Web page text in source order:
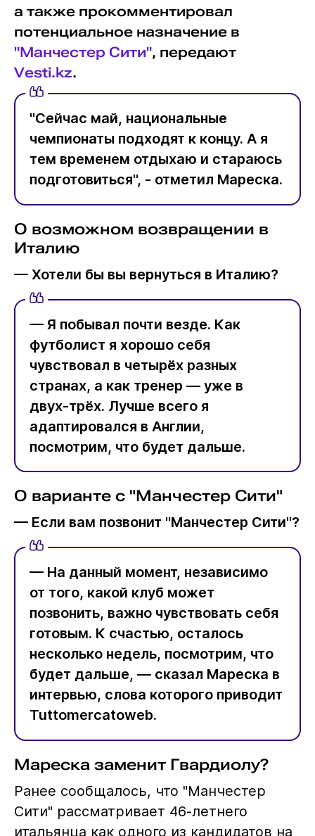
а также прокомментировал
потенциальное назначение в
"Манчестер Сити", передают
Vesti.kz.
"Сейчас май, национальные
чемпионаты подходят к концу. А я
тем временем отдыхаю и стараюсь
подготовиться", - отметил Мареска.
О возможном возвращении в
Италию
— Хотели бы вы вернуться в Италию?
— Я побывал почти везде. Как
футболист я хорошо себя
чувствовал в четырёх разных
странах, а как тренер — уже в
двух-трёх. Лучше всего я
адаптировался в Англии,
посмотрим, что будет дальше.
О варианте с "Манчестер Сити"
— Если вам позвонит "Манчестер Сити"?
— На данный момент, независимо
от того, какой клуб может
позвонить, важно чувствовать себя
готовым. К счастью, осталось
несколько недель, посмотрим, что
будет дальше, — сказал Мареска в
интервью, слова которого приводит
Tuttomercatoweb.
Мареска заменит Гвардиолу?
Ранее сообщалось, что "Манчестер
Сити" рассматривает 46-летнего
итальянца как одного из кандидатов на